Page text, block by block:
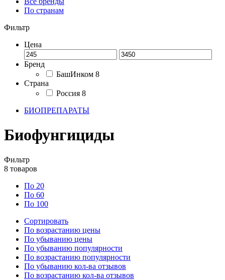
По странам
Фильтр
Цена
Бренд
БашИнком 8
Страна
Россия 8
БИОПРЕПАРАТЫ
Биофунгициды
Фильтр
8 товаров
По 20
По 60
По 100
Сортировать
По возрастанию цены
По убыванию цены
По убыванию популярности
По возрастанию популярности
По убыванию кол-ва отзывов
По возрастанию кол-ва отзывов